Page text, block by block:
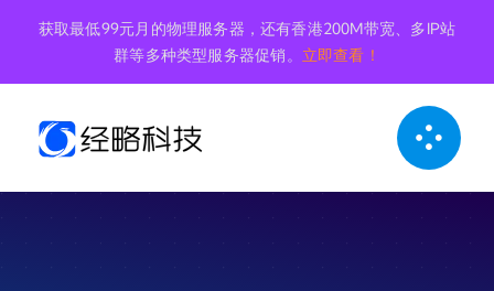
内
获取最低99元月的物理服务器，还有香港200M带宽、多IP站
群等多种类型服务器促销。 立即查看！